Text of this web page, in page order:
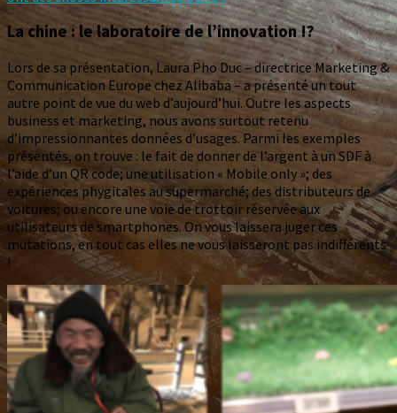
La chine : le laboratoire de l’innovation !?
Lors de sa présentation, Laura Pho Duc – directrice Marketing &
Communication Europe chez Alibaba – a présenté un tout
autre point de vue du web d’aujourd’hui. Outre les aspects
business et marketing, nous avons surtout retenu
d’impressionnantes données d’usages. Parmi les exemples
présentés, on trouve : le fait de donner de l’argent à un SDF à
l’aide d’un QR code; une utilisation « Mobile only »; des
expériences phygitales au supermarché; des distributeurs de
voitures; ou encore une voie de trottoir réservée aux
utilisateurs de smartphones. On vous laissera juger ces
mutations, en tout cas elles ne vous laisseront pas indifférents
!